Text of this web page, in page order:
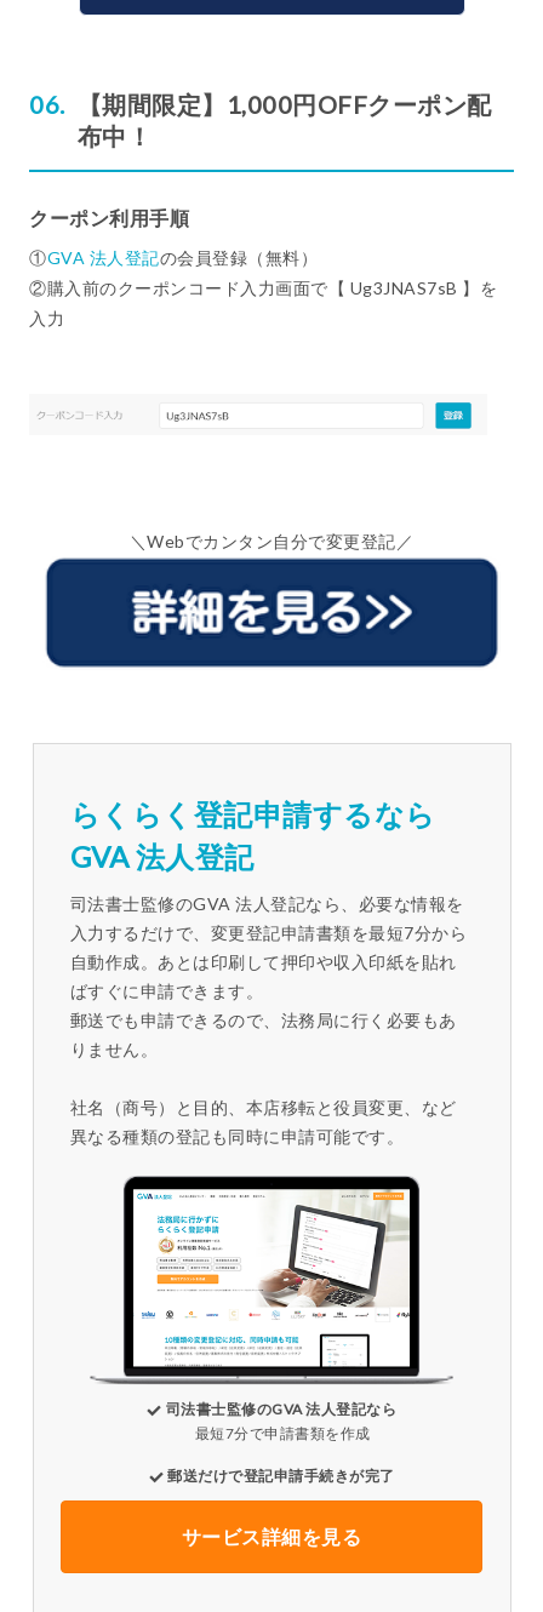
【期間限定】1,000円OFFクーポン配
布中！
クーポン利用手順
①GVA 法人登記の会員登録（無料）
②購入前のクーポンコード入力画面で【 Ug3JNAS7sB 】を
入力
＼Webでカンタン自分で変更登記／
らくらく登記申請するなら
GVA 法人登記
司法書士監修のGVA 法人登記なら、必要な情報を
入力するだけで、変更登記申請書類を最短7分から
自動作成。あとは印刷して押印や収入印紙を貼れ
ばすぐに申請できます。
郵送でも申請できるので、法務局に行く必要もあ
りません。
社名（商号）と目的、本店移転と役員変更、など
異なる種類の登記も同時に申請可能です。
司法書士監修のGVA 法人登記なら
最短7分で申請書類を作成
郵送だけで登記申請手続きが完了
サービス詳細を見る